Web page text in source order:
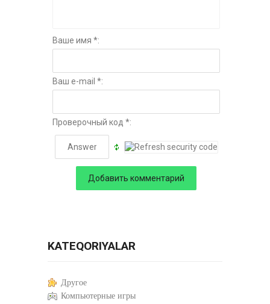
Ваше имя *:
Ваш e-mail *:
Проверочный код *:
KATEQORIYALAR
Другое
Компьютерные игры